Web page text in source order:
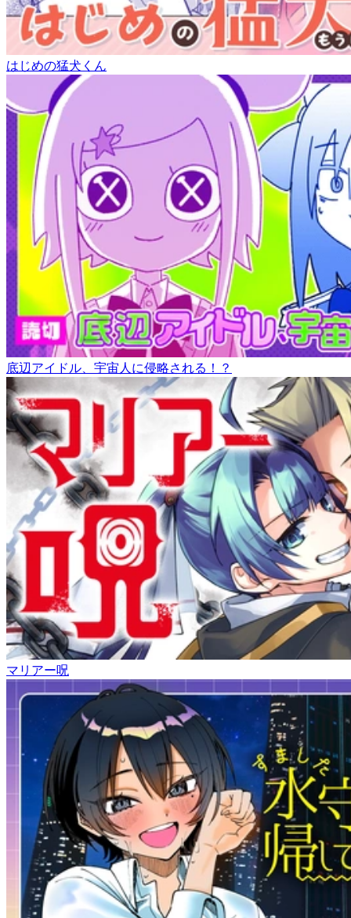
はじめの猛犬くん
底辺アイドル、宇宙人に侵略される！？
マリアー呪